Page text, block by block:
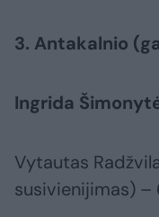
3. Antakalnio
Ingrida
Vytautas
susivienijimas) –